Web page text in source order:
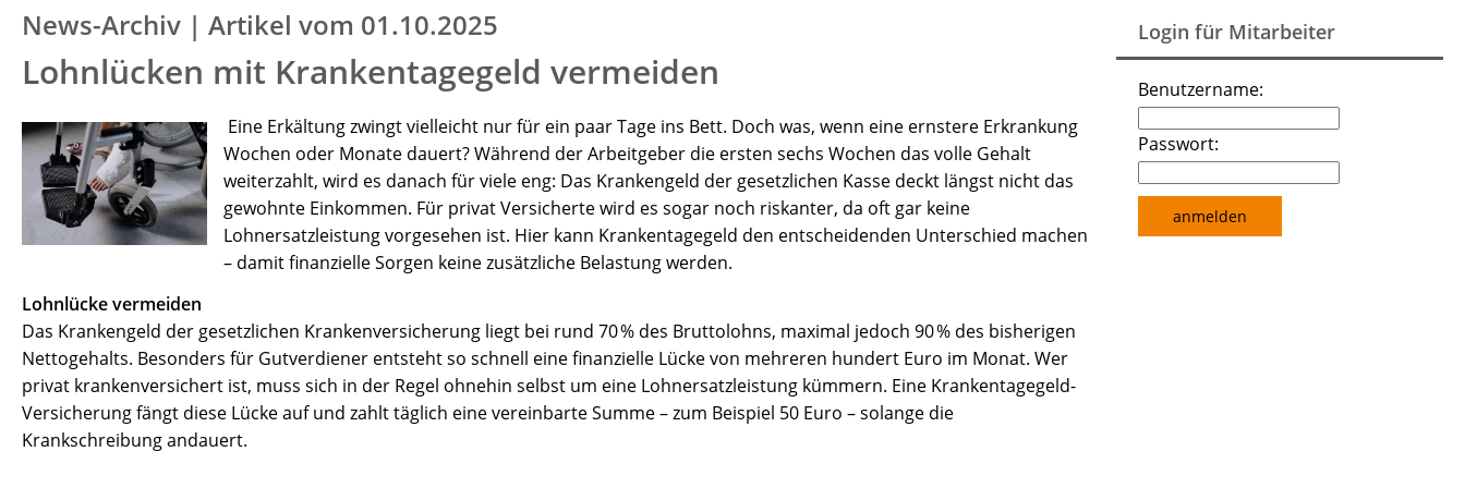
Login für Mitarbeiter
Benutzername:
Passwort:
News-Archiv | Artikel vom 01.10.2025
Lohnlücken mit Krankentagegeld vermeiden
Eine Erkältung zwingt vielleicht nur für ein paar Tage ins Bett. Doch was, wenn eine ernstere Erkrankung
Wochen oder Monate dauert? Während der Arbeitgeber die ersten sechs Wochen das volle Gehalt
weiterzahlt, wird es danach für viele eng: Das Krankengeld der gesetzlichen Kasse deckt längst nicht das
gewohnte Einkommen. Für privat Versicherte wird es sogar noch riskanter, da oft gar keine
Lohnersatzleistung vorgesehen ist. Hier kann Krankentagegeld den entscheidenden Unterschied machen
– damit finanzielle Sorgen keine zusätzliche Belastung werden.
Lohnlücke vermeiden
Das Krankengeld der gesetzlichen Krankenversicherung liegt bei rund 70 % des Bruttolohns, maximal jedoch 90 % des bisherigen
Nettogehalts. Besonders für Gutverdiener entsteht so schnell eine finanzielle Lücke von mehreren hundert Euro im Monat. Wer
privat krankenversichert ist, muss sich in der Regel ohnehin selbst um eine Lohnersatzleistung kümmern. Eine Krankentagegeld-
Versicherung fängt diese Lücke auf und zahlt täglich eine vereinbarte Summe – zum Beispiel 50 Euro – solange die
Krankschreibung andauert.